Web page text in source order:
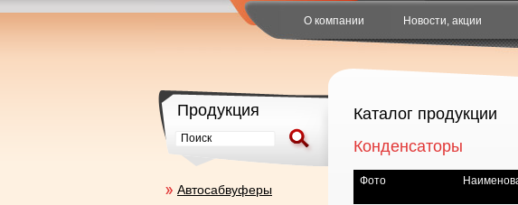
О компании Новости, акции
Каталог продукции
Конденсаторы
Фото
Продукция
Aвтосабвуферы